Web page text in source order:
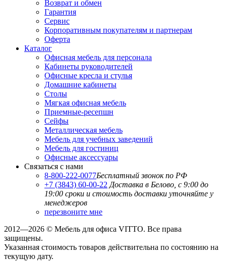
Возврат и обмен
Гарантия
Сервис
Корпоративным покупателям и партнерам
Оферта
Каталог
Офисная мебель для персонала
Кабинеты руководителей
Офисные кресла и стулья
Домашние кабинеты
Столы
Мягкая офисная мебель
Приемные-ресепшн
Сейфы
Металлическая мебель
Мебель для учебных заведений
Мебель для гостиниц
Офисные аксессуары
Связаться с нами
8-800-222-0077Бесплатный звонок по РФ
+7 (3843) 60-00-22 Доставка в Белово, с 9:00 до
19:00 сроки и стоимость доставки уточняйте у
менеджеров
перезвоните мне
2012—2026 © Мебель для офиса VITTO. Все права
защищены.
Указанная стоимость товаров действительна по состоянию на
текущую дату.